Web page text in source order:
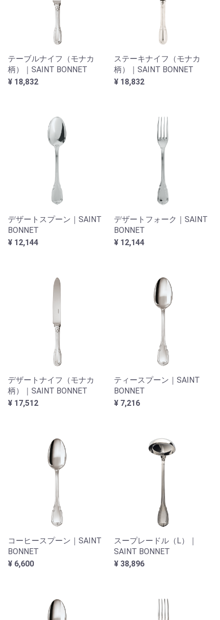
テーブルナイフ（モナカ
柄）｜SAINT BONNET
¥ 18,832
ステーキナイフ（モナカ
柄）｜SAINT BONNET
¥ 18,832
デザートスプーン｜SAINT
BONNET
¥ 12,144
デザートフォーク｜SAINT
BONNET
¥ 12,144
デザートナイフ（モナカ
柄）｜SAINT BONNET
¥ 17,512
ティースプーン｜SAINT
BONNET
¥ 7,216
コーヒースプーン｜SAINT
BONNET
¥ 6,600
スープレードル（L）｜
SAINT BONNET
¥ 38,896